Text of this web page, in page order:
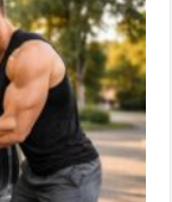
et
transport
de
matériel
sportif
dans
votre
Dacia
Duster
ou
Skoda
Karoq